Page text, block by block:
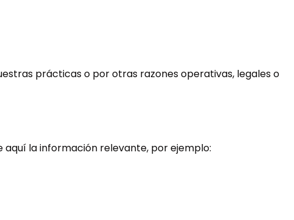
prácticas o por otras razones operativas, legales o
la información relevante, por ejemplo: